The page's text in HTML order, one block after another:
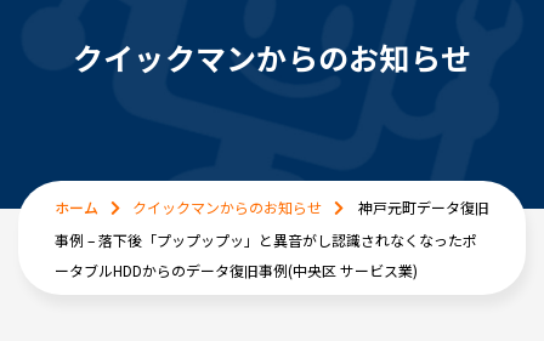
クイックマンからのお知らせ
ホーム クイックマンからのお知らせ
神戸元町データ復旧
事例 – 落下後「プップップッ」と異音がし認識されなくなったポ
ータブルHDDからのデータ復旧事例(中央区 サービス業)